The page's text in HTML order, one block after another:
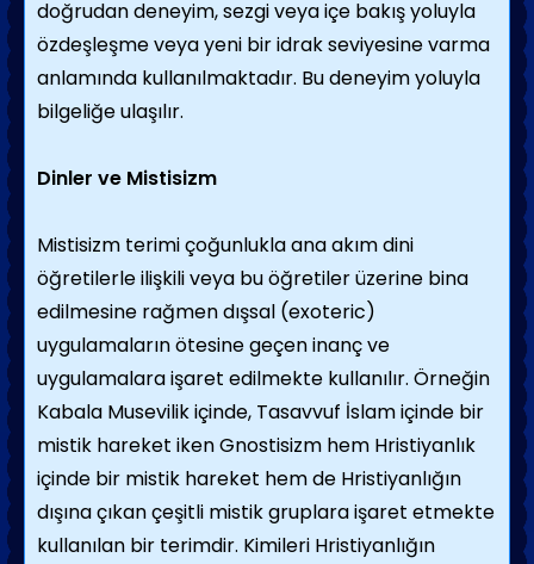
doğrudan deneyim, sezgi veya içe bakış yoluyla
özdeşleşme veya yeni bir idrak seviyesine varma
anlamında kullanılmaktadır. Bu deneyim yoluyla
bilgeliğe ulaşılır.
Dinler ve Mistisizm
Mistisizm terimi çoğunlukla ana akım dini
öğretilerle ilişkili veya bu öğretiler üzerine bina
edilmesine rağmen dışsal (exoteric)
uygulamaların ötesine geçen inanç ve
uygulamalara işaret edilmekte kullanılır. Örneğin
Kabala Musevilik içinde, Tasavvuf İslam içinde bir
mistik hareket iken Gnostisizm hem Hristiyanlık
içinde bir mistik hareket hem de Hristiyanlığın
dışına çıkan çeşitli mistik gruplara işaret etmekte
kullanılan bir terimdir. Kimileri Hristiyanlığın